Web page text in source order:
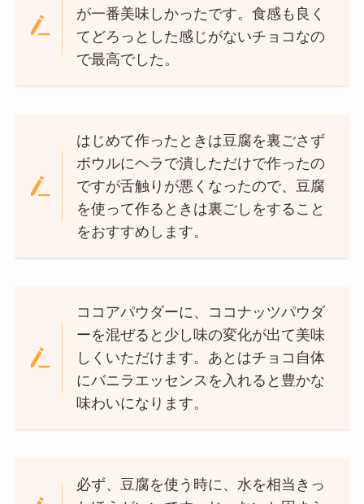
が一番美味しかったです。食感も良く
てどろっとした感じがないチョコなの
で最高でした。
はじめて作ったときは豆腐を裏ごさず
ボウルにヘラで潰しただけで作ったの
ですが舌触りが悪くなったので、豆腐
を使って作るときは裏ごしをすること
をおすすめします。
ココアパウダーに、ココナッツパウダ
ーを混ぜると少し味の変化が出て美味
しくいただけます。あとはチョコ自体
にバニラエッセンスを入れると豊かな
味わいになります。
必ず、豆腐を使う時に、水を相当きっ